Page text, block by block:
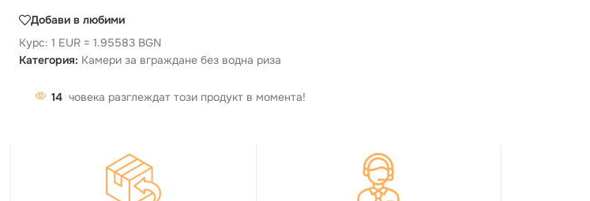
Добави в любими
Курс: 1 EUR = 1.95583 BGN
Категория: Камери за вграждане без водна риза
14 човека разглеждат този продукт в момента!